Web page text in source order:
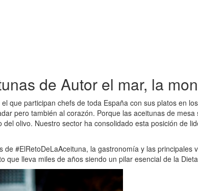
de Autor el mar, la
que participan chefs de toda España con sus platos en
pero también al corazón. Porque las aceitunas de
olivo. Nuestro sector ha consolidado esta posición de
#ElRetoDeLaAceituna, la gastronomía y las
lleva miles de años siendo un pilar esencial de la